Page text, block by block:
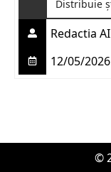
Distribuie
Redactia AI
12/05/
©